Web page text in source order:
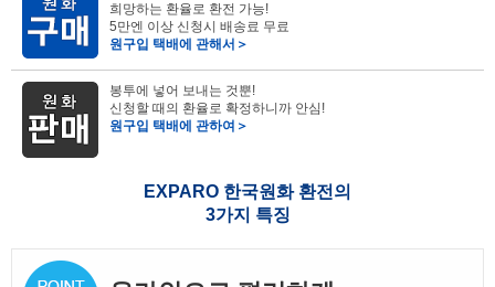
희망하는 환율로 환전 가능!
5만엔 이상 신청시 배송료 무료
원구입 택배에 관해서＞
봉투에 넣어 보내는 것뿐!
신청할 때의 환율로 확정하니까 안심!
원구입 택배에 관하여＞
EXPARO 한국원화 환전의
3가지 특징